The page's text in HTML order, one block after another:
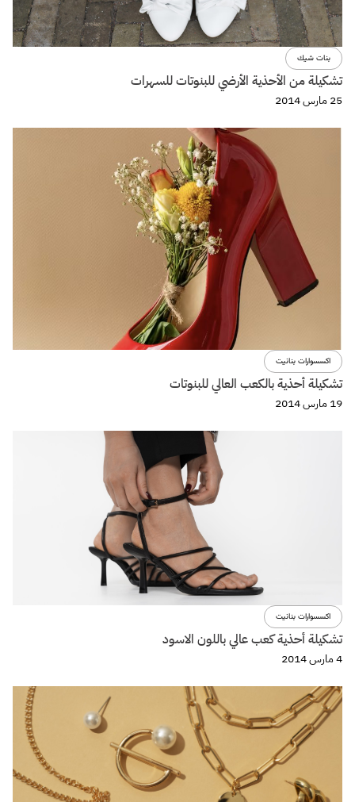
بنات شيك
تشكيلة من الأحذية الأرضي للبنوتات للسهرات
25 مارس 2014
اكسسوارات بنانيت
تشكيلة أحذية بالكعب العالي للبنوتات
19 مارس 2014
اكسسوارات بنانيت
تشكيلة أحذية كعب عالي باللون الاسود
4 مارس 2014